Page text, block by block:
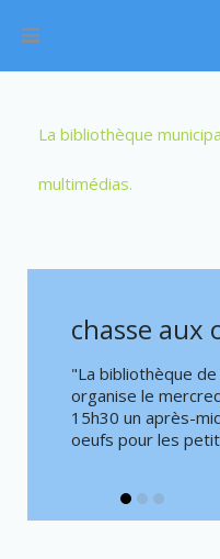
La bibliothèque
multimédias.
chasse aux
La bibliothèque de Saint-
organise le mercredi 01
15h30 un après-midi
oeufs pour les petits."